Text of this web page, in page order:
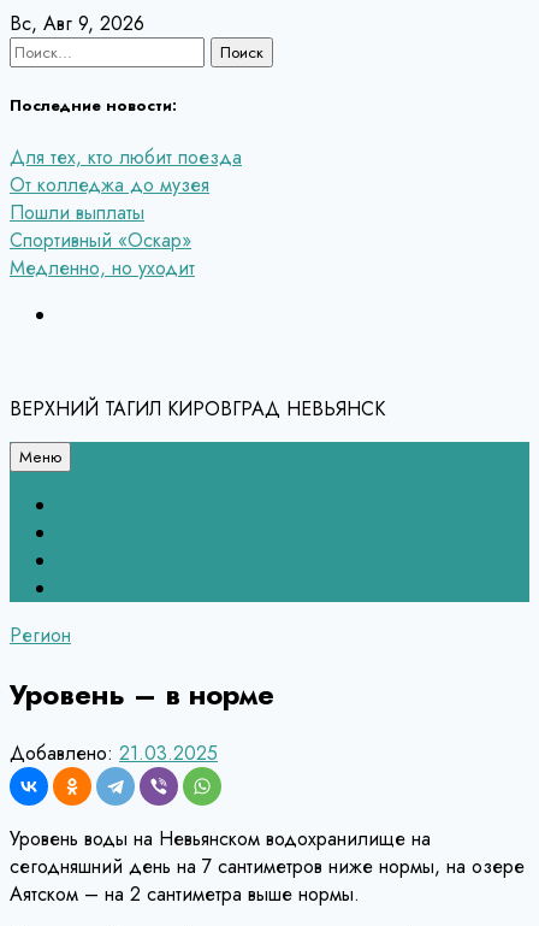
Перейти
к
Вс, Авг 9, 2026
Найти:
Последние новости:
Для тех, кто любит поезда
От колледжа до музея
Пошли выплаты
Спортивный «Оскар»
Медленно, но уходит
ВЕРХНИЙ ТАГИЛ КИРОВГРАД НЕВЬЯНСК
Меню
Регион
Уровень – в норме
Добавлено: 21.03.2025
Уровень воды на Невьянском водохранилище на
сегодняшний день на 7 сантиметров ниже нормы, на озере
Аятском – на 2 сантиметра выше нормы.